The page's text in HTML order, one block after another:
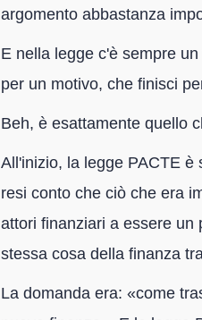
argomento abbastanza
E nella legge c'è sempre
per un motivo, che finisci
Beh, è esattamente quello
All'inizio, la legge PACTE
resi conto che ciò che era
attori finanziari a essere un
stessa cosa della finanza
La domanda era: «come